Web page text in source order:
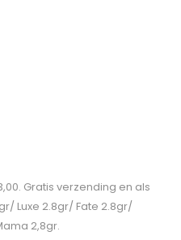
Gratis verzending en als
Luxe 2.8gr/ Fate 2.8gr/
2,8gr.